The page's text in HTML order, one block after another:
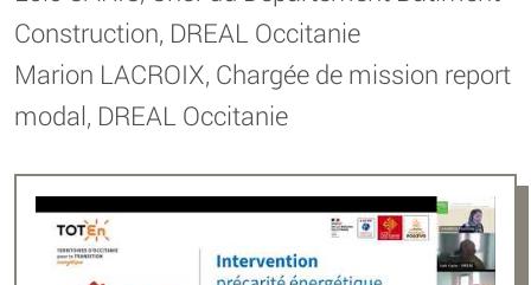
Construction, DREAL Occitanie
Marion LACROIX, Chargée de mission report
modal, DREAL Occitanie